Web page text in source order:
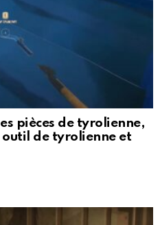
pièces de tyrolienne,
de tyrolienne et